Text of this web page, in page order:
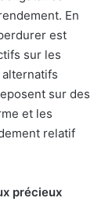
En
est
sur les
alternatifs
sur des
et les
relatif
précieux